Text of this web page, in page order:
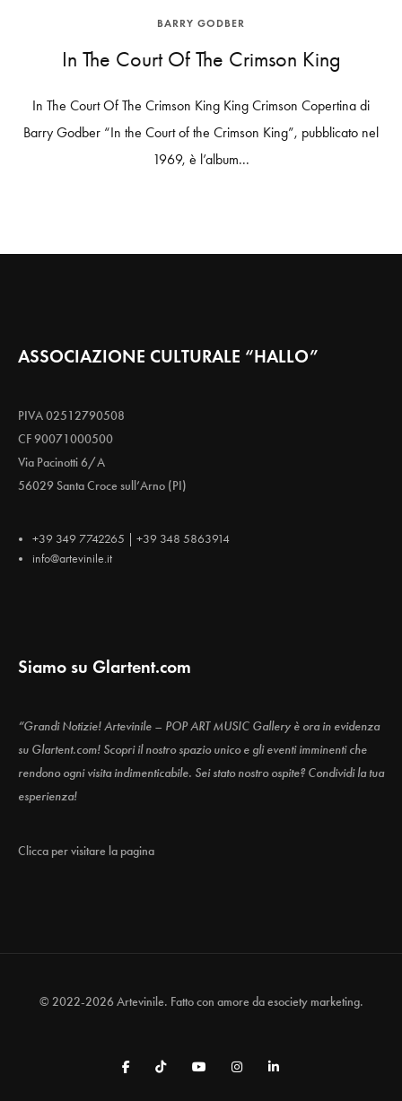
BARRY GODBER
In The Court Of The Crimson King
In The Court Of The Crimson King King Crimson Copertina di
Barry Godber “In the Court of the Crimson King”, pubblicato nel
1969, è l’album...
ASSOCIAZIONE CULTURALE “HALLO”
PIVA 02512790508
CF 90071000500
Via Pacinotti 6/A
56029 Santa Croce sull’Arno (PI)
+39 349 7742265 | +39 348 5863914
info@artevinile.it
Siamo su Glartent.com
“Grandi Notizie! Artevinile – POP ART MUSIC Gallery è ora in evidenza
su Glartent.com! Scopri il nostro spazio unico e gli eventi imminenti che
rendono ogni visita indimenticabile. Sei stato nostro ospite? Condividi la tua
esperienza!
Clicca per visitare la pagina
© 2022-2026 Artevinile. Fatto con amore daesociety marketing.